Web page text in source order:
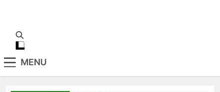
MENU